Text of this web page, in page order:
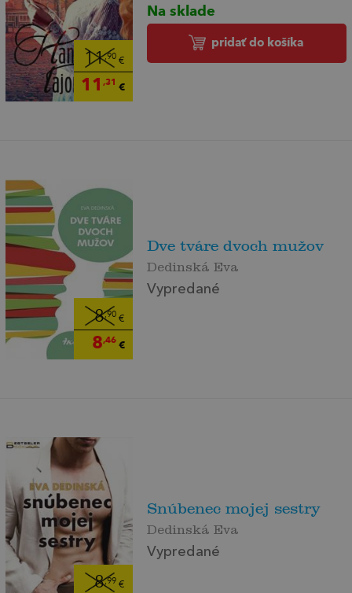
11,90€
11 ,31 €
Na sklade
pridať do košíka
8,90€
8,46€
Dve tváre dvoch mužov
Dedinská Eva
Vypredané
8,99 €
Snúbenec mojej sestry
Dedinská Eva
Vypredané